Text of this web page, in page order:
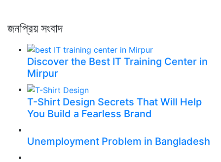
জনপ্রিয় সংবাদ
Discover the Best IT Training Center in
Mirpur
T-Shirt Design Secrets That Will Help
You Build a Fearless Brand
Unemployment Problem in Bangladesh